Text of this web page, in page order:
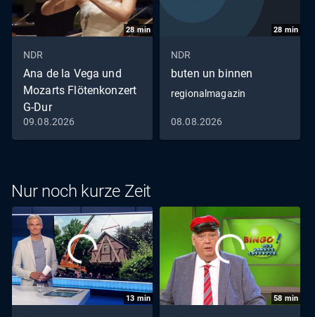
28min
NDR
Ana de la Vega und
Mozarts Flötenkonzert
G-Dur
09.08.2026
28 min
NDR
buten un binnen
regionalmagazin
08.08.2026
Nur noch kurze Zeit
13 min 58 min